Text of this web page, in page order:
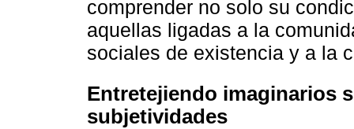
comprender no solo su
aquellas ligadas a la
sociales de existencia y a la
Entretejiendo imaginarios
subjetividades